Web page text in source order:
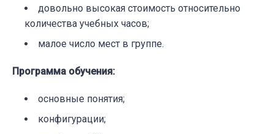
довольно высокая стоимость относительно
количества учебных часов;
малое число мест в группе.
Программа обучения:
основные понятия;
конфигурации;